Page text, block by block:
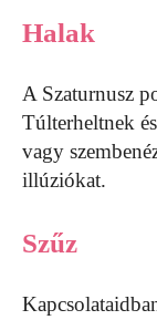
Halak
A Szaturnusz
Túlterheltnek
vagy
illúziókat.
Szűz